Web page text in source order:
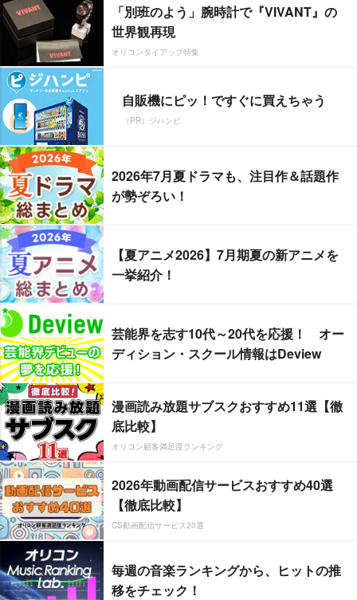
「別班のよう」腕時計で『VIVANT』の
世界観再現
オリコンタイアップ特集
自販機にピッ！ですぐに買えちゃう
（PR）ジハンピ
2026年7月夏ドラマも、注目作＆話題作
が勢ぞろい！
【夏アニメ2026】7月期夏の新アニメを
一挙紹介！
芸能界を志す10代～20代を応援！ オー
ディション・スクール情報はDeview
漫画読み放題サブスクおすすめ11選【徹
底比較】
オリコン顧客満足度ランキング
2026年動画配信サービスおすすめ40選
【徹底比較】
CS動画配信サービス20選
毎週の音楽ランキングから、ヒットの推
移をチェック！